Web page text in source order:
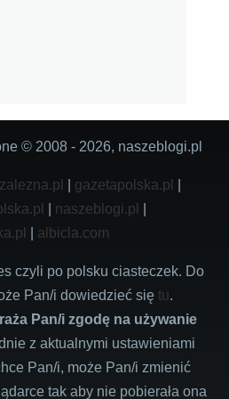
© 2008 - 2026, naszeblogi.pl
gazetapolska.pl
naszeblogi.pl
albicla.com
czyli po polsku ciasteczek. Do
Pan/i dowiedzieć się tu.
Pan/i zgodę na używanie
z aktualnymi ustawieniami
Pan/i, może Pan/i zmienić
tak aby nie pobierała ona